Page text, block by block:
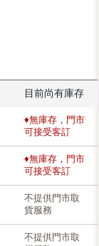
目前尚有庫存
♦無庫存，門市
可接受客訂
♦無庫存，門市
可接受客訂
不提供門市取
貨服務
不提供門市取